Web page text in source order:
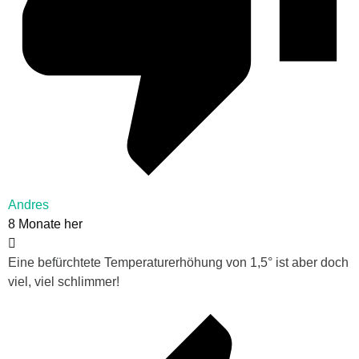
Andres
8 Monate her
Eine befürchtete Temperaturerhöhung von 1,5° ist aber doch
viel, viel schlimmer!